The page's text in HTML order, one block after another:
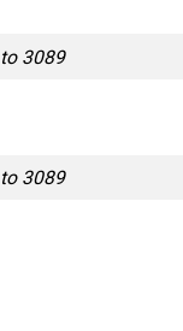
3089
3089